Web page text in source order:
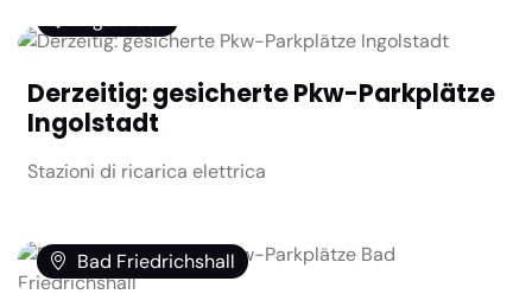
Ingolstadt
Derzeitig: gesicherte Pkw-Parkplätze
Ingolstadt
Stazioni di ricarica elettrica
Bad Friedrichshall